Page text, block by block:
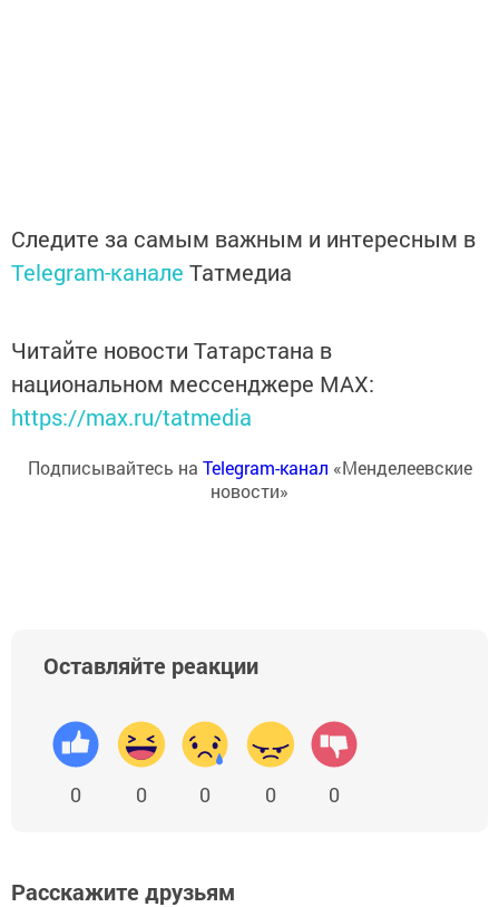
Следите за самым важным и интересным в
Telegram-канале Татмедиа
Читайте новости Татарстана в
национальном мессенджере MАХ:
https://max.ru/tatmedia
Подписывайтесь на Telegram-канал «Менделеевские
новости»
Оставляйте реакции
0 0 0 0 0
Расскажите друзьям